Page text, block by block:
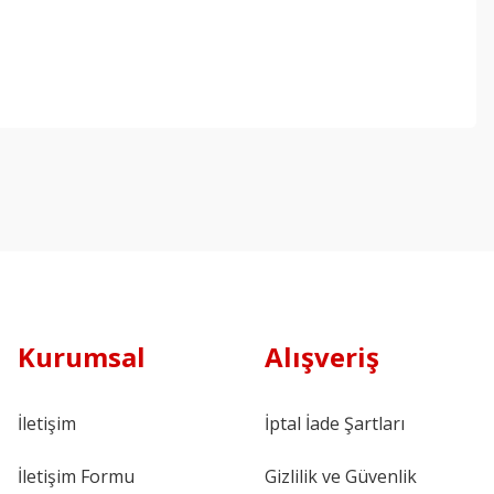
Kurumsal
İletişim
İletişim Formu
Alışveriş
İptal İade Şartları
Gizlilik ve Güvenlik